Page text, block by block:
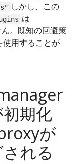
しかし、この
は
。既知の回避策
使用することが
期化
が
れる